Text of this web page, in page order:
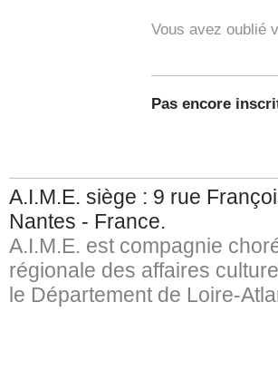
Vous avez oublié
Pas encore
A.I.M.E. siège : 9 rue
Nantes - France.
A.I.M.E. est compagnie
régionale des affaires
le Département de Loire-